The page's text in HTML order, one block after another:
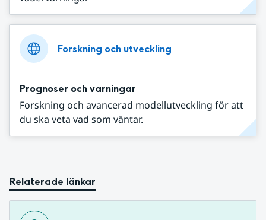
Forskning och utveckling
Prognoser och varningar
Forskning och avancerad modellutveckling för att
du ska veta vad som väntar.
Relaterade länkar